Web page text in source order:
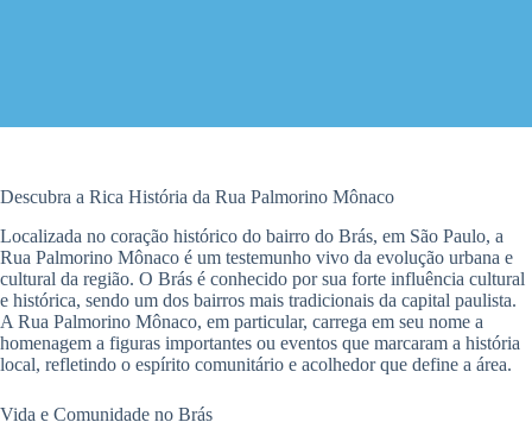
Descubra a Rica História da Rua Palmorino Mônaco
Localizada no coração histórico do bairro do Brás, em São Paulo, a
Rua Palmorino Mônaco é um testemunho vivo da evolução urbana e
cultural da região. O Brás é conhecido por sua forte influência cultural
e histórica, sendo um dos bairros mais tradicionais da capital paulista.
A Rua Palmorino Mônaco, em particular, carrega em seu nome a
homenagem a figuras importantes ou eventos que marcaram a história
local, refletindo o espírito comunitário e acolhedor que define a área.
Vida e Comunidade no Brás